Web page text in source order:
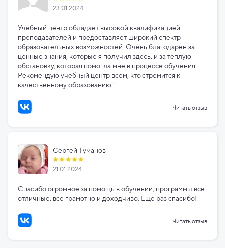
23.01.2024
Учебный центр обладает высокой квалификацией
преподавателей и предоставляет широкий спектр
образовательных возможностей. Очень благодарен за
ценные знания, которые я получил здесь, и за теплую
обстановку, которая помогла мне в процессе обучения.
Рекомендую учебный центр всем, кто стремится к
качественному образованию."
Читать отзыв
Сергей Туманов
21.01.2024
Спасибо огромное за помощь в обучении, программы все
отличные, всё грамотно и доходчиво. Ещё раз спасибо!
Читать отзыв